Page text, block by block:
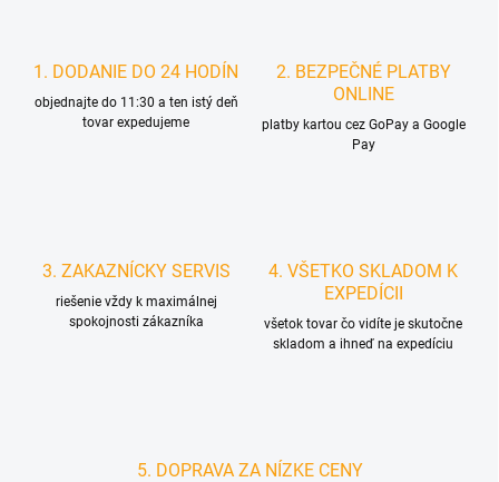
1. DODANIE DO 24 HODÍN
objednajte do 11:30 a ten istý deň
tovar expedujeme
2. BEZPEČNÉ PLATBY
ONLINE
platby kartou cez GoPay a Google
Pay
3. ZAKAZNÍCKY SERVIS
riešenie vždy k maximálnej
spokojnosti zákazníka
4. VŠETKO SKLADOM K
EXPEDÍCII
všetok tovar čo vidíte je skutočne
skladom a ihneď na expedíciu
5. DOPRAVA ZA NÍZKE CENY